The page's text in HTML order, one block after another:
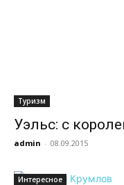
Туризм
Уэльс: с
admin - 08.09.2015
Интересное